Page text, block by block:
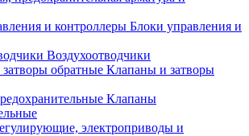
Блоки управления и
Воздухоотводчики
Клапаны и затворы
Клапаны